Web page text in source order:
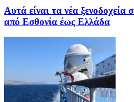
Αυτά είναι τα νέα ξενοδοχεία
από Εσθονία έως Ελλάδα